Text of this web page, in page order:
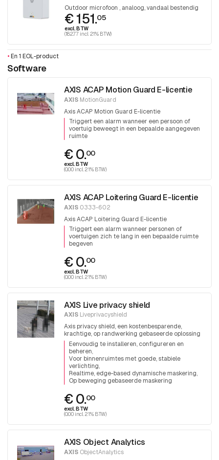
Outdoor microfoon , analoog, vandaal bestendig
€ 151.05
excl. BTW
(182.77 incl. 21% BTW)
• En 1 EOL-product
Software
AXIS ACAP Motion Guard E-licentie
AXIS MotionGuard
Axis ACAP Motion Guard E-licentie
Triggert een alarm wanneer een persoon of
voertuig beweegt in een bepaalde aangegeven
ruimte
€ 0.00
excl. BTW
(0.00 incl. 21% BTW)
AXIS ACAP Loitering Guard E-licentie
AXIS 0333-602
Axis ACAP Loitering Guard E-licentie
Triggert een alarm wanneer personen of
voertuigen zich te lang in een bepaalde ruimte
begeven
€ 0.00
excl. BTW
(0.00 incl. 21% BTW)
AXIS Live privacy shield
AXIS Liveprivacyshield
Axis privacy shield, een kostenbesparende,
krachtige, op randwerking gebaseerde oplossing
om privacy te beschermen.
Eenvoudig te installeren, configureren en
beheren
Voor binnenruimtes met goede, stabiele
verlichting
Realtime, edge-based dynamische maskering
Op beweging gebaseerde maskering
€ 0.00
excl. BTW
(0.00 incl. 21% BTW)
AXIS Object Analytics
AXIS ObjectAnalytics